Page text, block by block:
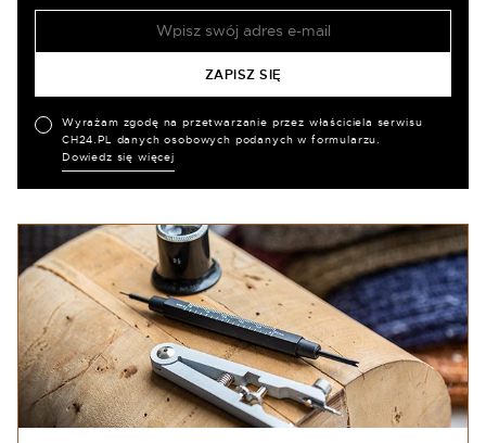
Wyrażam zgodę na przetwarzanie przez właściciela serwisu
CH24.PL danych osobowych podanych w formularzu.
Dowiedz się więcej